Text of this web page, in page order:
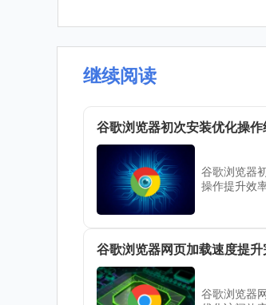
继续阅读
谷歌浏览器初次安装优化操
谷歌浏览器
操作提升效
谷歌浏览器网页加载速度提升
谷歌浏览器